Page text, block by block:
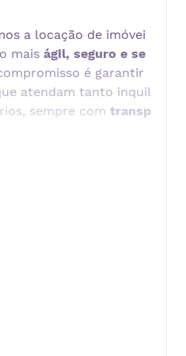
a locação de imóvei
mais ágil, seguro e se
é garantir
atendam tanto inquil
sempre com transp
de aluguel: